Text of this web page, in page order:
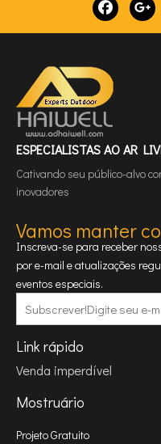
ESPECIALISTAS AO AR
Cativando seu público-alvo
inovadores
Vamos manter
Inscreva-se para receber
por e-mail e atualizações
eventos especiais.
Link rápido
Venda imperdível
Mostruário
Projeto Gratuito